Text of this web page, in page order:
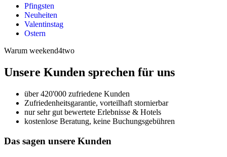
Pfingsten
Neuheiten
Valentinstag
Ostern
Warum weekend4two
Unsere Kunden sprechen für uns
über 420'000 zufriedene Kunden
Zufriedenheitsgarantie, vorteilhaft stornierbar
nur sehr gut bewertete Erlebnisse & Hotels
kostenlose Beratung, keine Buchungsgebühren
Das sagen unsere Kunden